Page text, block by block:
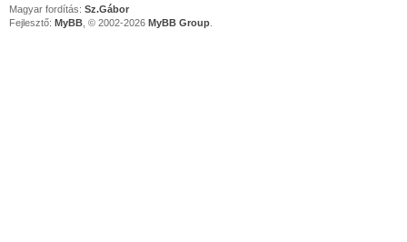
Magyar fordítás: Sz.Gábor
Fejlesztő: MyBB , © 2002-2026 MyBB Group